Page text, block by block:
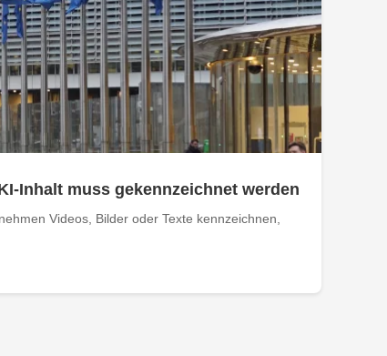
Inhalt muss gekennzeichnet werden
Videos, Bilder oder Texte kennzeichnen,